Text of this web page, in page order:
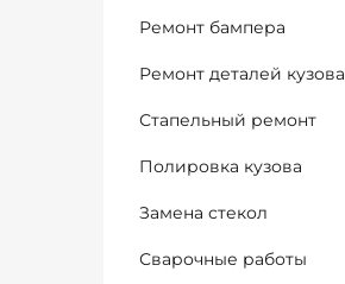
Ремонт бампера
Ремонт деталей кузова
Стапельный ремонт
Полировка кузова
Замена стекол
Сварочные работы